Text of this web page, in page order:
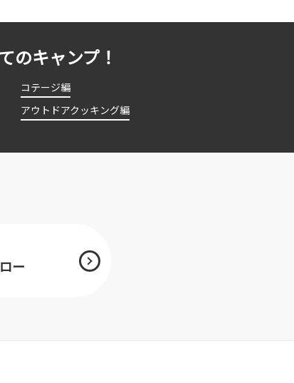
のキャンプ！
コテージ編
アウトドアクッキング編
ー